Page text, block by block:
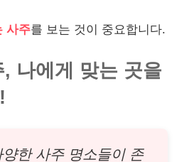
사주를 보는 것이 중요합니다.
나에게 맞는 곳을
양한 사주 명소들이 존